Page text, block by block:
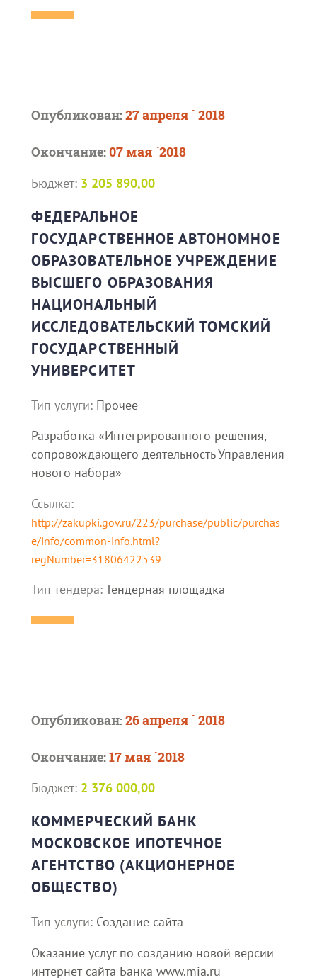
Опубликован:27 апреля ` 2018
Окончание:07 мая `2018
Бюджет: 3 205 890,00
ФЕДЕРАЛЬНОЕ
ГОСУДАРСТВЕННОЕ АВТОНОМНОЕ
ОБРАЗОВАТЕЛЬНОЕ УЧРЕЖДЕНИЕ
ВЫСШЕГО ОБРАЗОВАНИЯ
НАЦИОНАЛЬНЫЙ
ИССЛЕДОВАТЕЛЬСКИЙ ТОМСКИЙ
ГОСУДАРСТВЕННЫЙ
УНИВЕРСИТЕТ
Тип услуги: Прочее
Разработка «Интегрированного решения,
сопровождающего деятельность Управления
нового набора»
Ссылка:
http://zakupki.gov.ru/223/purchase/public/purchas
e/info/common-info.html?
regNumber=31806422539
Тип тендера:Тендерная площадка
Опубликован:26 апреля ` 2018
Окончание:17 мая `2018
Бюджет: 2 376 000,00
КОММЕРЧЕСКИЙ БАНК
МОСКОВСКОЕ ИПОТЕЧНОЕ
АГЕНТСТВО (АКЦИОНЕРНОЕ
ОБЩЕСТВО)
Тип услуги: Создание сайта
Оказание услуг по созданию новой версии
интернет-сайта Банка www.mia.ru